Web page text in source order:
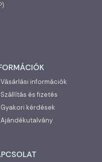
Vásárlási információk
Szállítás és fizetés
Gyakori kérdések
Ajándékutalvány